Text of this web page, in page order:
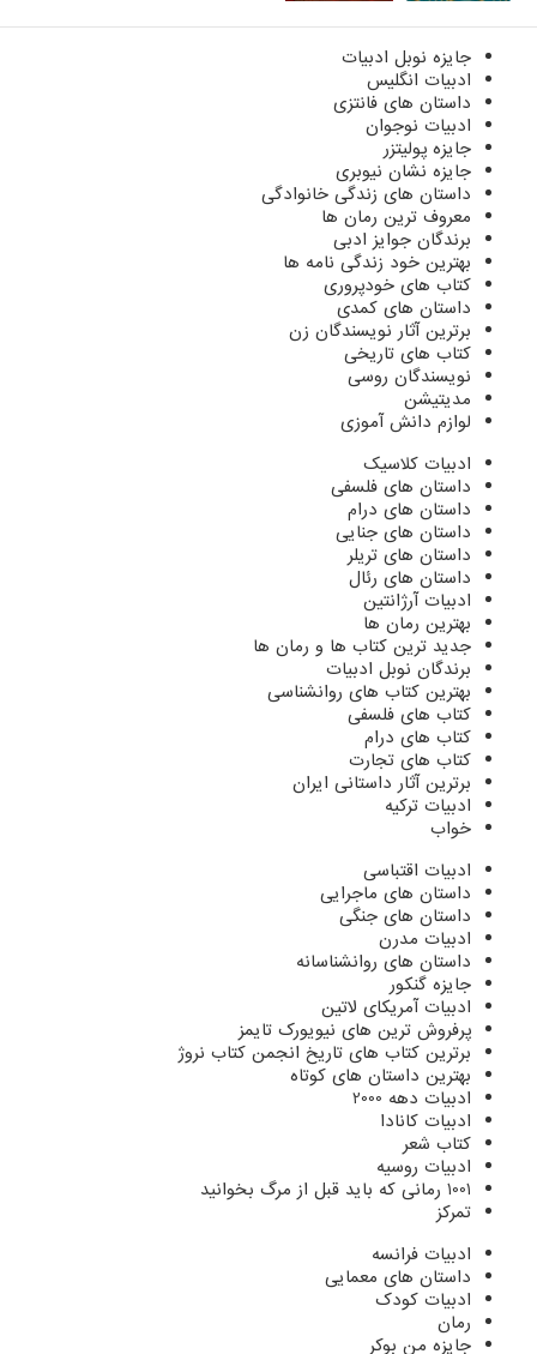
جایزه نوبل ادبیات
ادبیات انگلیس
داستان های فانتزی
ادبیات نوجوان
جایزه پولیتزر
جایزه نشان نیوبری
داستان های زندگی خانوادگی
معروف ترین رمان ها
برندگان جوایز ادبی
بهترین خود زندگی نامه ها
کتاب های خودپروری
داستان های کمدی
برترین آثار نویسندگان زن
کتاب های تاریخی
نویسندگان روسی
مدیتیشن
لوازم دانش آموزی
ادبیات کلاسیک
داستان های فلسفی
داستان های درام
داستان های جنایی
داستان های تریلر
داستان های رئال
ادبیات آرژانتین
بهترین رمان ها
جدید ترین کتاب ها و رمان ها
برندگان نوبل ادبیات
بهترین کتاب های روانشناسی
کتاب های فلسفی
کتاب های درام
کتاب های تجارت
برترین آثار داستانی ایران
ادبیات ترکیه
خواب
ادبیات اقتباسی
داستان های ماجرایی
داستان های جنگی
ادبیات مدرن
داستان های روانشناسانه
جایزه گنکور
ادبیات آمریکای لاتین
پرفروش ترین های نیویورک تایمز
برترین کتاب های تاریخ انجمن کتاب نروژ
بهترین داستان های کوتاه
ادبیات دهه 2000
ادبیات کانادا
کتاب شعر
ادبیات روسیه
1001 رمانی که باید قبل از مرگ بخوانید
تمرکز
ادبیات فرانسه
داستان های معمایی
ادبیات کودک
رمان
جایزه من بوکر